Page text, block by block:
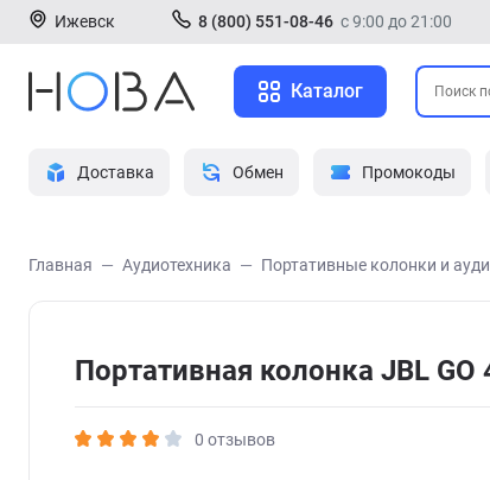
Ижевск 8 (800) 551-08-46 с 9:00 до 21:00
Каталог
Доставка Обмен Промокоды
Главная Аудиотехника Портативные колонки и
Портативная колонка JBL GO
0 отзывов